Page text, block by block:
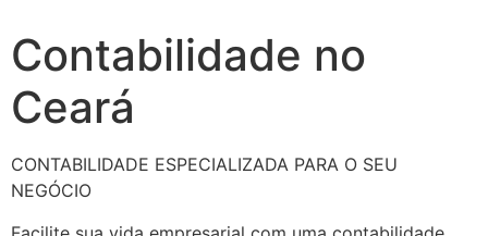
Contabilidade no
Ceará
CONTABILIDADE ESPECIALIZADA PARA O SEU
NEGÓCIO